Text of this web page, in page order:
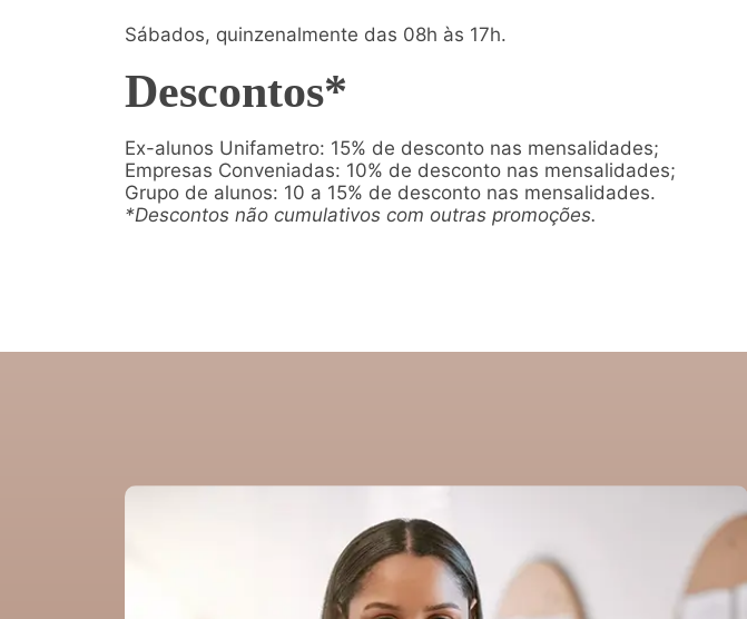
Sábados, quinzenalmente das 08h às 17h.
Descontos*
Ex-alunos Unifametro: 15% de desconto nas mensalidades;
Empresas Conveniadas: 10% de desconto nas mensalidades;
Grupo de alunos: 10 a 15% de desconto nas mensalidades.
*Descontos não cumulativos com outras promoções.